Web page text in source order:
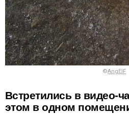
©AngElF
Встретились в видео-
этом в одном